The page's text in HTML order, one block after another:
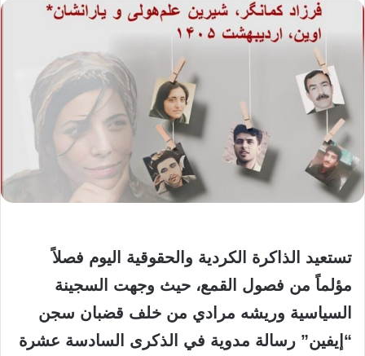
تستعيد الذاكرة الكردية والحقوقية اليوم فصلاً
مؤلماً من فصول القمع، حيث وجهت السجينة
السياسية وريشه مرادي من خلف قضبان سجن
“إيفين” رسالة مدوية في الذكرى السادسة عشرة